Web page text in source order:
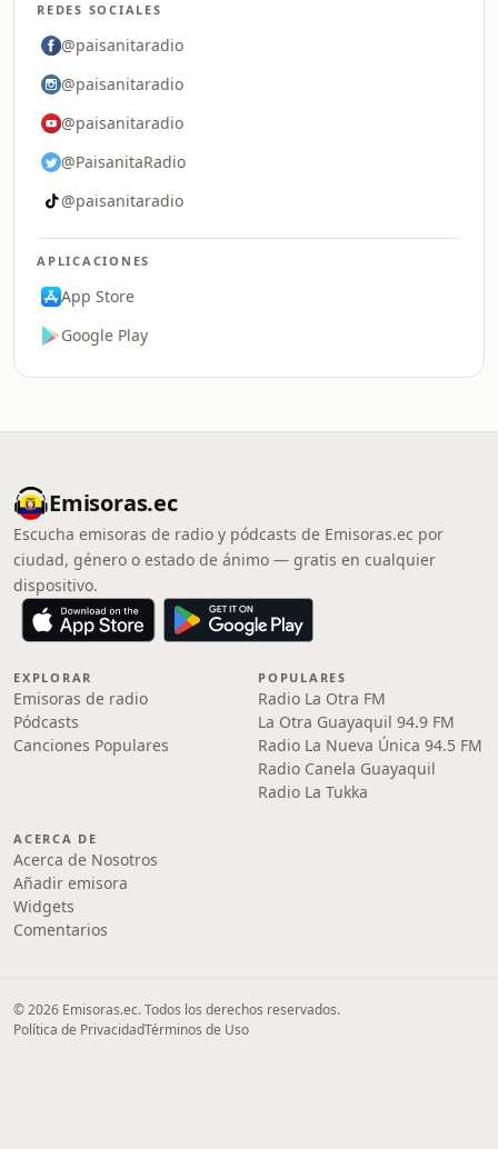
REDES SOCIALES
@paisanitaradio
@paisanitaradio
@paisanitaradio
@PaisanitaRadio
@paisanitaradio
APLICACIONES
App Store
Google Play
Emisoras.ec
Escucha emisoras de radio y pódcasts de Emisoras.ec por
ciudad, género o estado de ánimo — gratis en cualquier
dispositivo.
EXPLORAR
Emisoras de radio
Pódcasts
Canciones Populares
POPULARES
Radio La Otra FM
La Otra Guayaquil 94.9 FM
Radio La Nueva Única 94.5 FM
Radio Canela Guayaquil
Radio La Tukka
ACERCA DE
Acerca de Nosotros
Añadir emisora
Widgets
Comentarios
© 2026 Emisoras.ec. Todos los derechos reservados.
Política de PrivacidadTérminos de Uso